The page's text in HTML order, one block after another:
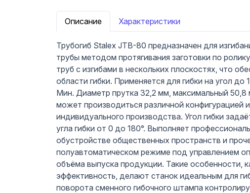
Описание Характеристики
Трубогиб Stalex JTB-80 предназначен для
трубы методом протягивания заготовки по
труб с изгибами в нескольких плоскостях, что
области гибки. Применяется для гибки на угол
Мин. Диаметр прутка 32,2 мм, максимальный
может производиться различной конфигурацией
индивидуального производства. Угол гибки
угла гибки от 0 до 180°. Выполняет
обустройстве общественных пространств и
полуавтоматическом режиме под управлением
объёма выпуска продукции. Такие особенности,
эффективность, делают станок идеальным для
поворота сменного гибочного штампа